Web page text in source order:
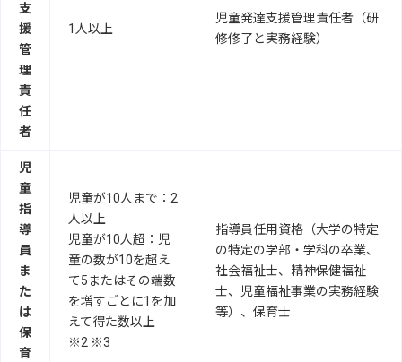
支
援
管
理
責
任
者
1人以上
児童発達支援管理責任者（研
修修了と実務経験）
児
童
指
導
員
ま
た
は
保
育
児童が10人まで：2
人以上
児童が10人超：児
童の数が10を超え
て5またはその端数
を増すごとに1を加
えて得た数以上
※2 ※3
指導員任用資格（大学の特定
の特定の学部・学科の卒業、
社会福祉士、精神保健福祉
士、児童福祉事業の実務経験
等）、保育士